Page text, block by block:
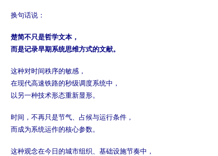
换句话说：
楚简不只是哲学文本，
而是记录早期系统思维方式的文献。
这种对时间秩序的敏感，
在现代高速铁路的秒级调度系统中，
以另一种技术形态重新显形。
时间，不再只是节气、占候与运行条件，
而成为系统运作的核心参数。
这种观念在今日的城市组织、基础设施节奏中，